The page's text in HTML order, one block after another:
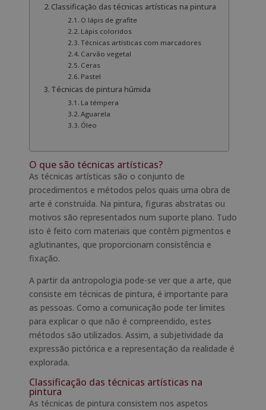
Classificação das técnicas artísticas na pintura
O lápis de grafite
Lápis coloridos
Técnicas artísticas com marcadores
Carvão vegetal
Ceras
Pastel
Técnicas de pintura húmida
La témpera
Aguarela
Óleo
O que são técnicas artísticas?
As técnicas artísticas são o conjunto de
procedimentos e métodos pelos quais uma obra de
arte é construída. Na pintura, figuras abstratas ou
motivos são representados num suporte plano. Tudo
isto é feito com materiais que contêm pigmentos e
aglutinantes, que proporcionam consistência e
fixação.
A partir da antropologia pode-se ver que a arte, que
consiste em técnicas de pintura, é importante para
as pessoas. Como a comunicação pode ter limites
para explicar o que não é compreendido, estes
métodos são utilizados. Assim, a subjetividade da
expressão pictórica e a representação da realidade é
explorada.
Classificação das técnicas artísticas na
pintura
As técnicas de pintura consistem nos aspetos